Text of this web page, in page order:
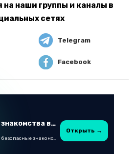
наши группы и каналы в
сетях
Telegram
Facebook
ZYYN — знакомства в Казахстане
Быстрые и безопасные знакомства в Telegram
Открыть →